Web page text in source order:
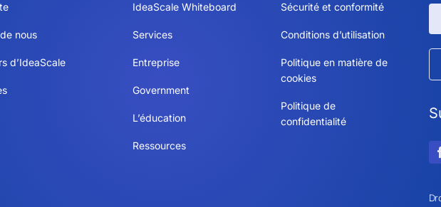
nous
d’IdeaScale
IdeaScale Whiteboard
Services
Entreprise
Government
L’éducation
Ressources
Sécurité et conformité
Conditions d’utilisation
Politique en matière de
cookies
Politique de
confidentialité